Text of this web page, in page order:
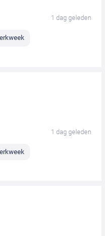
1 dag geleden
1 dag geleden